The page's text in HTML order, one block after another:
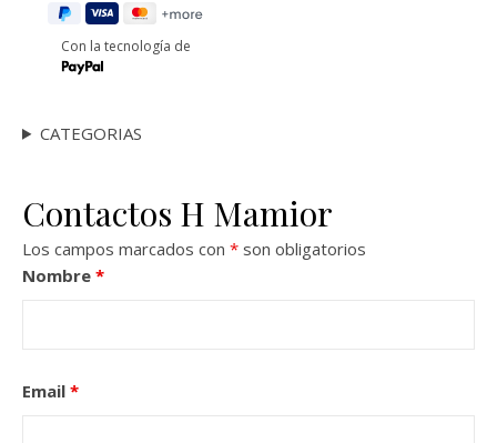
Con la tecnología de
CATEGORIAS
Contactos H Mamior
Los campos marcados con * son obligatorios
Nombre *
Email *